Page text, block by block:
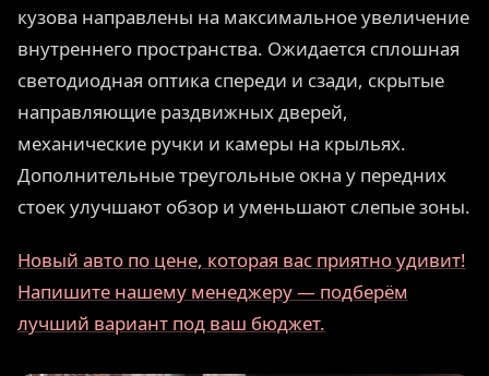
кузова направлены на максимальное увеличение
внутреннего пространства. Ожидается сплошная
светодиодная оптика спереди и сзади, скрытые
направляющие раздвижных дверей,
механические ручки и камеры на крыльях.
Дополнительные треугольные окна у передних
стоек улучшают обзор и уменьшают слепые зоны.
Новый авто по цене, которая вас приятно удивит!
Напишите нашему менеджеру — подберём
лучший вариант под ваш бюджет.